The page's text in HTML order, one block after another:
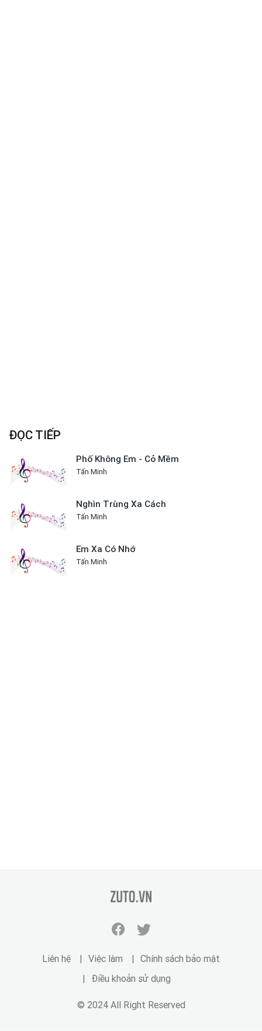
ĐỌC TIẾP
Phố Không Em - Cỏ Mềm
Tấn Minh
Nghìn Trùng Xa Cách
Tấn Minh
Em Xa Có Nhớ
Tấn Minh
zuto.vn
© 2024 All Right Reserved
Liên hệ Việc làm
Chính sách bảo mật
Điều khoản sử dụng
Facebook
zuto.vn
Twitter
zuto.vn